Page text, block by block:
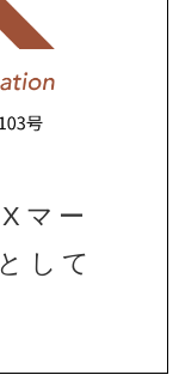
マー
して